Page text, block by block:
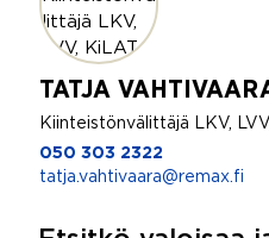
TATJA
Kiinteistönvälittäjä LKV,
050 303 2322
tatja.vahtivaara@remax.fi